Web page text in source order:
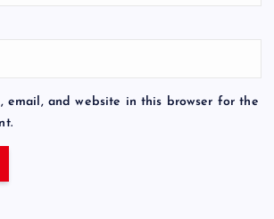
email, and website in this browser for the